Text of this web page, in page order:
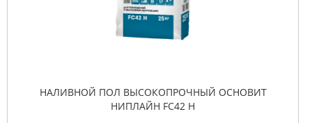
НАЛИВНОЙ ПОЛ ВЫСОКОПРОЧНЫЙ ОСНОВИТ
НИПЛАЙН FC42 H